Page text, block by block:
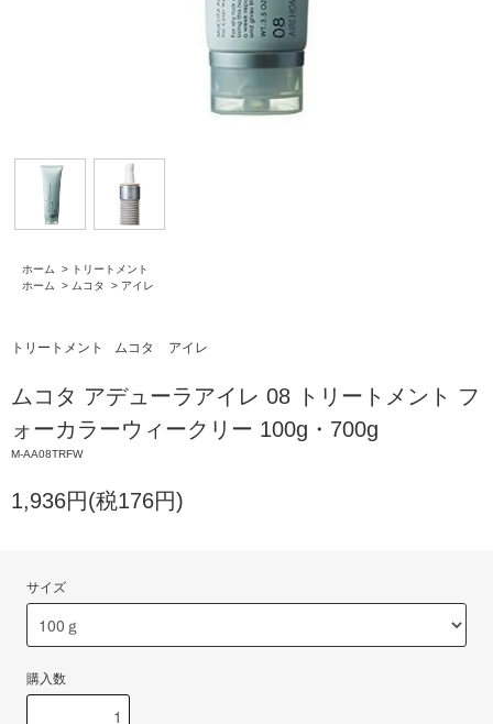
ホーム >
トリートメント
ホーム
> ムコタ > アイレ
トリートメント ムコタ アイレ
ムコタ アデューラアイレ 08 トリートメント フ
ォーカラーウィークリー 100g・700g
M-AA08TRFW
1,936円(税176円)
サイズ
購入数